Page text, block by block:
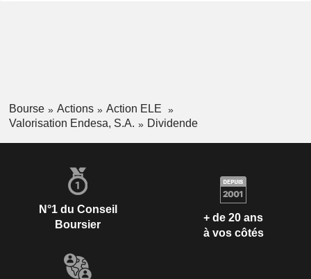
Bourse Actions
Action ELE
Valorisation Endesa, S.A.
Dividende
N°1 du Conseil
Boursier
+ de 20 ans
à vos côtés